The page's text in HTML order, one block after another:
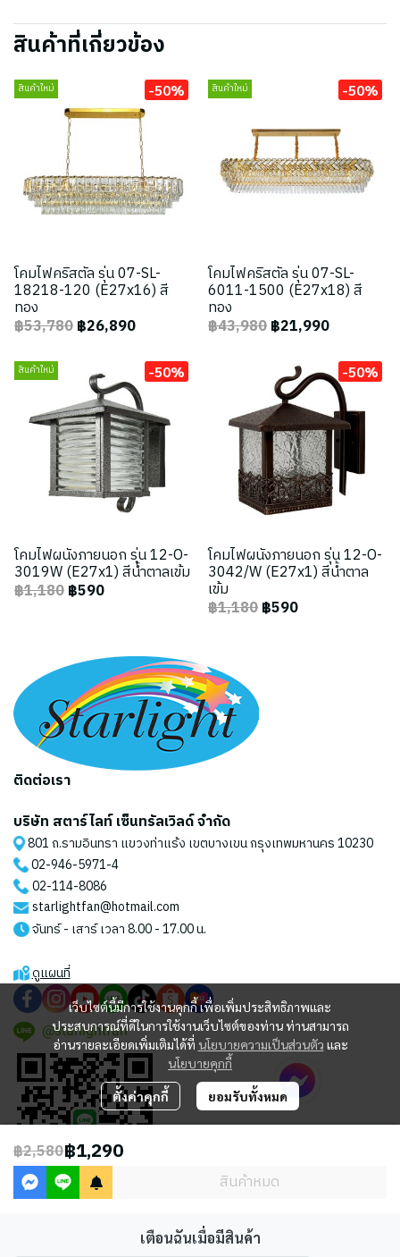
สินค้าที่เกี่ยวข้อง
สินค้าใหม่ -50%
โคมไฟคริสตัล รุ่น 07-SL-
18218-120 (E27x16) สี
ทอง
฿53,780฿26,890
สินค้าใหม่ -50%
โคมไฟคริสตัล รุ่น 07-SL-
6011-1500 (E27x18) สี
ทอง
฿43,980฿21,990
สินค้าใหม่ -50%
โคมไฟผนังภายนอก รุ่น 12-O-
3019W (E27x1) สีน้ำตาลเข้ม
฿1,180฿590
-50%
โคมไฟผนังภายนอก รุ่น 12-O-
3042/W (E27x1) สีน้ำตาล
เข้ม
฿1,180฿590
฿2,580฿1,290
สินค้าหมด
เตือนฉันเมื่อมีสินค้า
เว็บไซต์นี้มีการใช้งานคุกกี้ เพื่อเพิ่มประสิทธิภาพและ
ประสบการณ์ที่ดีในการใช้งานเว็บไซต์ของท่าน ท่านสามารถ
อ่านรายละเอียดเพิ่มเติมได้ที่ นโยบายความเป็นส่วนตัว และ
นโยบายคุกกี้
ตั้งค่าคุกกี้ ยอมรับทั้งหมด
ติดต่อเรา
บริษัท สตาร์ไลท์ เซ็นทรัลเวิลด์ จำกัด
801 ถ.รามอินทรา แขวงท่าแร้ง เขตบางเขน กรุงเทพมหานคร 10230
02-946-5971-4
02-114-8086
starlightfan@hotmail.com
จันทร์ - เสาร์ เวลา 8.00 - 17.00 น.
ดูแผนที่
@starlightfan